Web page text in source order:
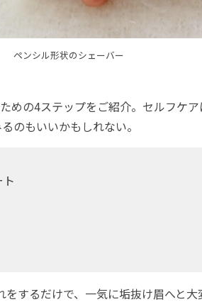
ペンシル形状のシェーバー
めの4ステップをご紹介。セルフケ
のもいいかもしれない。
するだけで、一気に垢抜け眉へと大